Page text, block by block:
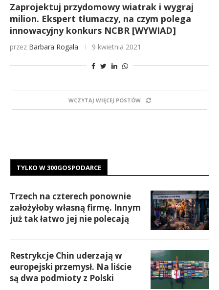
Zaprojektuj przydomowy wiatrak i wygraj
milion. Ekspert tłumaczy, na czym polega
innowacyjny konkurs NCBR [WYWIAD]
przez Barbara Rogala 9 kwietnia 2021
WCZYTAJ WIĘCEJ POSTÓW
TYLKO W 300GOSPODARCE
Trzech na czterech ponownie
założyłoby własną firmę. Innym
już tak łatwo jej nie polecają
Restrykcje Chin uderzają w
europejski przemysł. Na liście
są dwa podmioty z Polski